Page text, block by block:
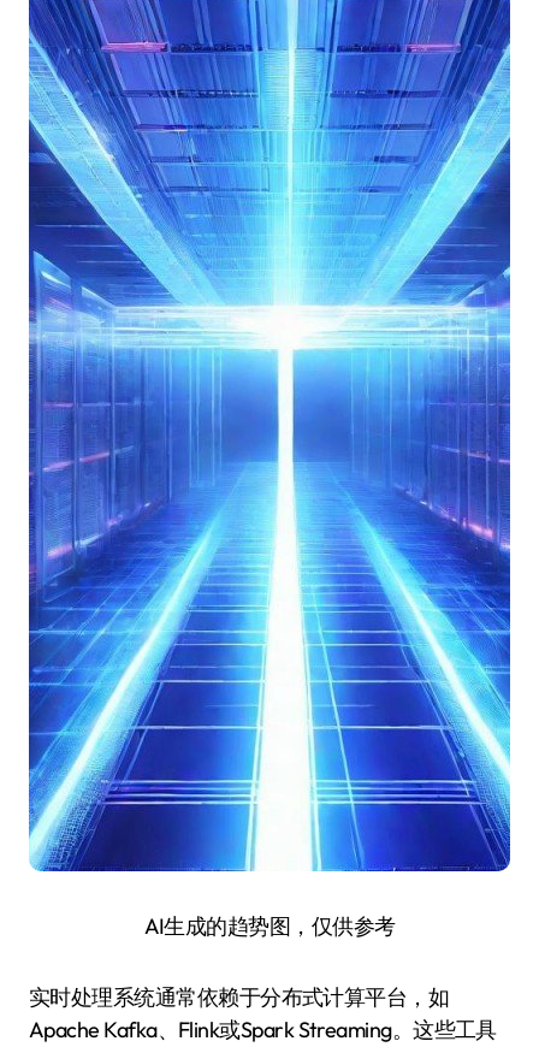
AI生成的趋势图，仅供参考
实时处理系统通常依赖于分布式计算平台，如
Apache Kafka、Flink或Spark Streaming。这些工具